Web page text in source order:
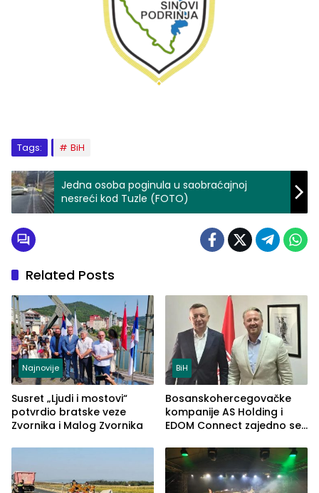
Tags: BiH
Jedna osoba poginula u saobraćajnoj
nesreći kod Tuzle (FOTO)
Related Posts
Najnovije
Susret „Ljudi i mostovi“
potvrdio bratske veze
Zvornika i Malog Zvornika
BiH
Bosanskohercegovačke
kompanije AS Holding i
EDOM Connect zajedno se